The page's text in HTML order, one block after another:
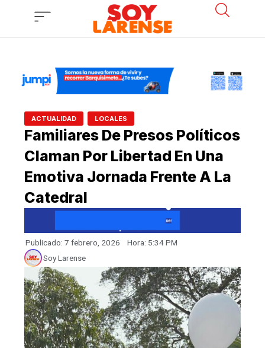
ACTUALIDAD LOCALES
Familiares De Presos Políticos
Claman Por Libertad En Una
Emotiva Jornada Frente A La
Catedral
Publicado:7 febrero, 2026 Hora: 5:34 PM
Soy Larense